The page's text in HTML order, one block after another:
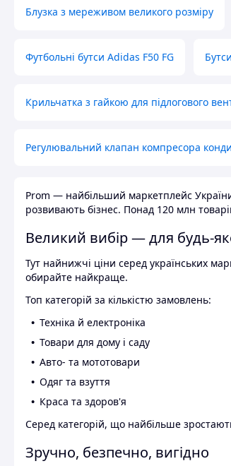
Блузка з мереживом великого розміру
Футбольні бутси Adidas F50 FG
Крильчатка з гайкою для підлогового
Регулювальний клапан компресора
Prom — найбільший маркетплейс
розвивають бізнес. Понад 120 млн
Великий вибір — для будь-
Тут найнижчі ціни серед українських
обирайте найкраще.
Топ категорій за кількістю замовлень:
Техніка й електроніка
Товари для дому і саду
Авто- та мототовари
Одяг та взуття
Краса та здоров'я
Серед категорій, що найбільше
Зручно, безпечно, вигідно